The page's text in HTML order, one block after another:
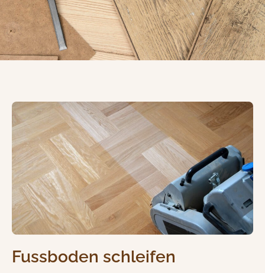
Fussboden schleifen